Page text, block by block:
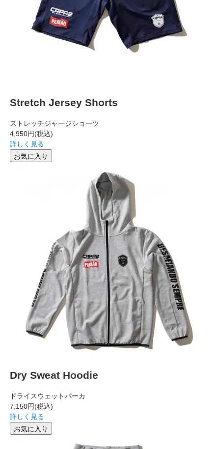
Stretch Jersey Shorts
ストレッチジャージショーツ
4,950円(税込)
詳しく見る
お気に入り
Dry Sweat Hoodie
ドライスウェットパーカ
7,150円(税込)
詳しく見る
お気に入り